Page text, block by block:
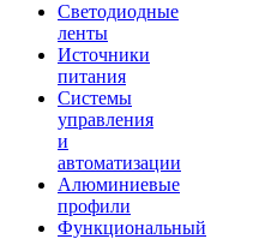
Светодиодные
ленты
Источники
питания
Системы
управления
и
автоматизации
Алюминиевые
профили
Функциональный